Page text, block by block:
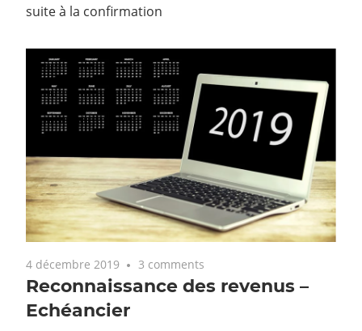
suite à la confirmation
4 décembre 2019 3 comments
Reconnaissance des revenus –
Echéancier